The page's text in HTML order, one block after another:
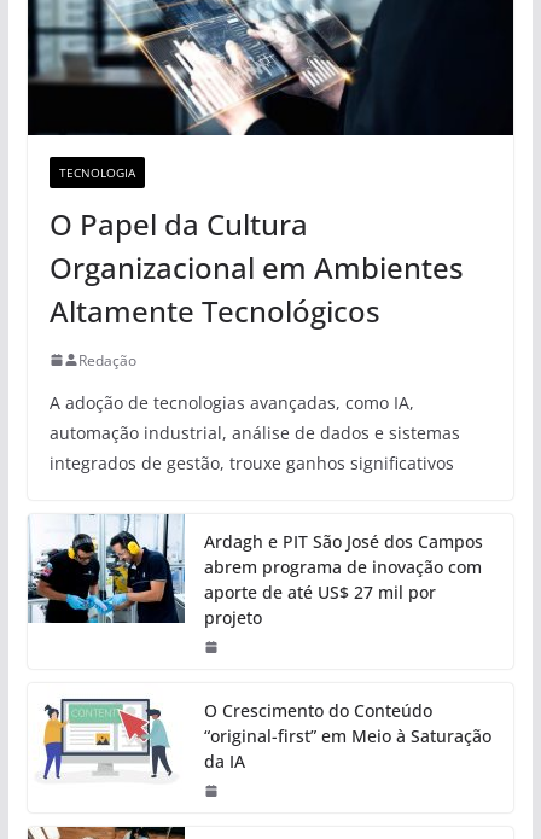
TECNOLOGIA
O Papel da Cultura
Organizacional em Ambientes
Altamente Tecnológicos
Redação
A adoção de tecnologias avançadas, como IA,
automação industrial, análise de dados e sistemas
integrados de gestão, trouxe ganhos significativos
Ardagh e PIT São José dos Campos
abrem programa de inovação com
aporte de até US$ 27 mil por
projeto
O Crescimento do Conteúdo
“original-first” em Meio à Saturação
da IA